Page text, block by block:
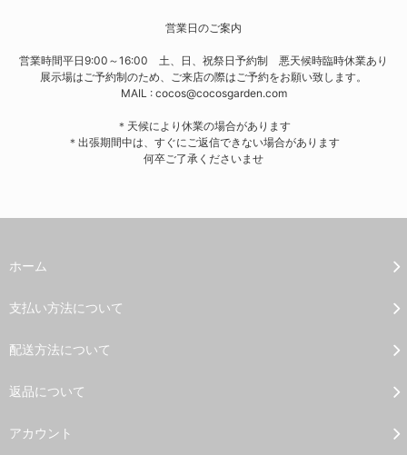
営業日のご案内
営業時間平日9:00～16:00 土、日、祝祭日予約制 悪天候時臨時休業あり
展示場はご予約制のため、ご来店の際はご予約をお願い致します。
MAIL : cocos@cocosgarden.com
＊天候により休業の場合があります
＊出張期間中は、すぐにご返信できない場合があります
何卒ご了承くださいませ
ホーム
支払い方法について
配送方法について
返品について
アカウント